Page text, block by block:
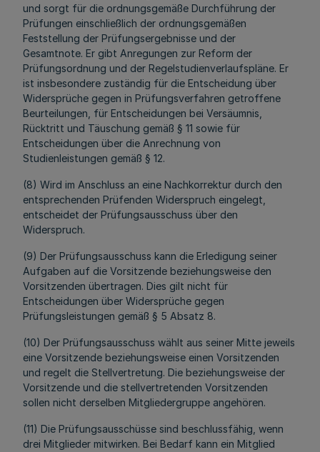
und sorgt für die ordnungsgemäße Durchführung der
Prüfungen einschließlich der ordnungsgemäßen
Feststellung der Prüfungsergebnisse und der
Gesamtnote. Er gibt Anregungen zur Reform der
Prüfungsordnung und der Regelstudienverlaufspläne. Er
ist insbesondere zuständig für die Entscheidung über
Widersprüche gegen in Prüfungsverfahren getroffene
Beurteilungen, für Entscheidungen bei Versäumnis,
Rücktritt und Täuschung gemäß § 11 sowie für
Entscheidungen über die Anrechnung von
Studienleistungen gemäß § 12.
(8) Wird im Anschluss an eine Nachkorrektur durch den
entsprechenden Prüfenden Widerspruch eingelegt,
entscheidet der Prüfungsausschuss über den
Widerspruch.
(9) Der Prüfungsausschuss kann die Erledigung seiner
Aufgaben auf die Vorsitzende beziehungsweise den
Vorsitzenden übertragen. Dies gilt nicht für
Entscheidungen über Widersprüche gegen
Prüfungsleistungen gemäß § 5 Absatz 8.
(10) Der Prüfungsausschuss wählt aus seiner Mitte jeweils
eine Vorsitzende beziehungsweise einen Vorsitzenden
und regelt die Stellvertretung. Die beziehungsweise der
Vorsitzende und die stellvertretenden Vorsitzenden
sollen nicht derselben Mitgliedergruppe angehören.
(11) Die Prüfungsausschüsse sind beschlussfähig, wenn
drei Mitglieder mitwirken. Bei Bedarf kann ein Mitglied